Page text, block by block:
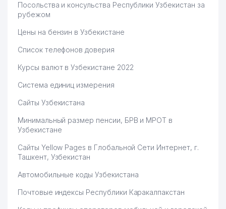
Посольства и консульства Республики Узбекистан за
рубежом
Цены на бензин в Узбекистане
Список телефонов доверия
Курсы валют в Узбекистане 2022
Система единиц измерения
Сайты Узбекистана
Минимальный размер пенсии, БРВ и МРОТ в
Узбекистане
Сайты Yellow Pages в Глобальной Сети Интернет, г.
Ташкент, Узбекистан
Автомобильные коды Узбекистана
Почтовые индексы Республики Каракалпакстан